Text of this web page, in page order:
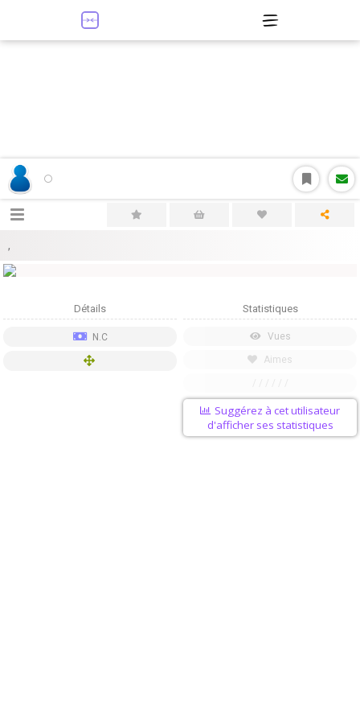
,
Détails
N.C
Statistiques
Vues
Aimes
Suggérez à cet utilisateur
d'afficher ses statistiques